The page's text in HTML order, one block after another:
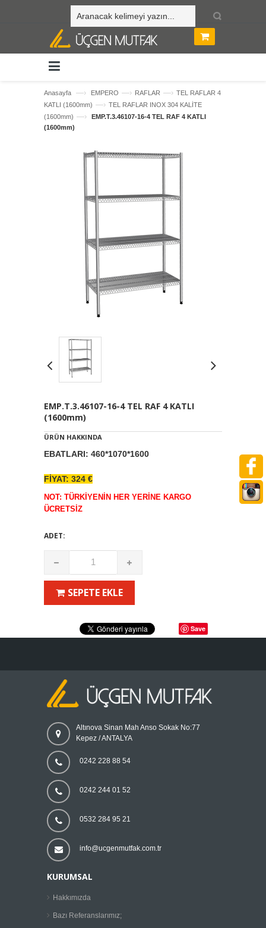
Anasayfa —› EMPERO —› RAFLAR —› TEL RAFLAR 4
KATLI (1600mm) —› TEL RAFLAR INOX 304 KALİTE
(1600mm) —›
EMP.T.3.46107-16-4 TEL RAF 4 KATLI
(1600mm)
EMP.T.3.46107-16-4 TEL RAF 4 KATLI
(1600mm)
ÜRÜN HAKKINDA
EBATLARI: 460*1070*1600
FİYAT: 324 €
NOT: TÜRKİYENİN HER YERİNE KARGO
ÜCRETSİZ
ADET:
SEPETE EKLE
Save
Altınova Sinan Mah Anso Sokak No:77
Kepez / ANTALYA
0242 228 88 54
0242 244 01 52
0532 284 95 21
info@ucgenmutfak.com.tr
KURUMSAL
Hakkımızda
Bazı Referanslarımız;